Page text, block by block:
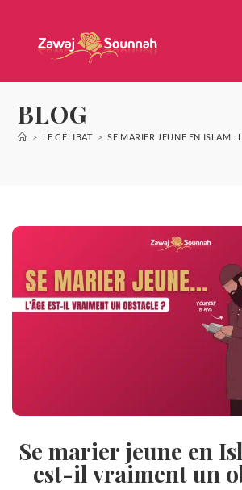
BLOG
> LE CÉLIBAT > SE MARIER JEUNE EN ISLAM :
Se marier jeune en
est-il vraiment un